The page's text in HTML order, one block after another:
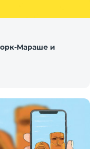
Мараше и